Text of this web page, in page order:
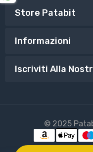
Store Patabit
Informazioni
Iscriviti Alla
© 2025